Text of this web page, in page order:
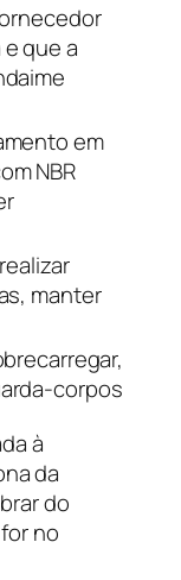
que a
em
NBR
manter
corpos
à
da
do
no